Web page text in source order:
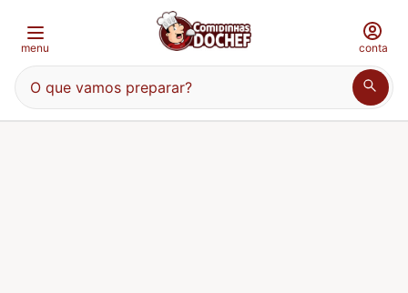
menu
O que vamos preparar?
conta